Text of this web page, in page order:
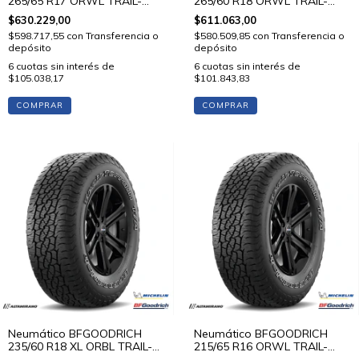
TERRAIN T/A 112 T STD
$630.229,00
$598.717,55 con Transferencia o
depósito
6 cuotas sin interés de
$105.038,17
COMPRAR
TERRAIN T/A 110 T STD
$611.063,00
$580.509,85 con Transferencia o
depósito
6 cuotas sin interés de
$101.843,83
COMPRAR
Neumático BFGOODRICH
235/60 R18 XL ORBL TRAIL-
Neumático BFGOODRICH
215/65 R16 ORWL TRAIL-